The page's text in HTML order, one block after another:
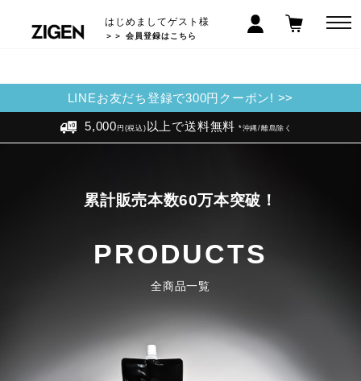
はじめましてゲスト様
＞＞ 会員登録はこちら
LINEお友だち登録で300円クーポン! >>
5,000 円(税込) 以上で送料無料 *沖縄/離島除く
累計販売本数60万本突破！
PRODUCTS
全商品一覧